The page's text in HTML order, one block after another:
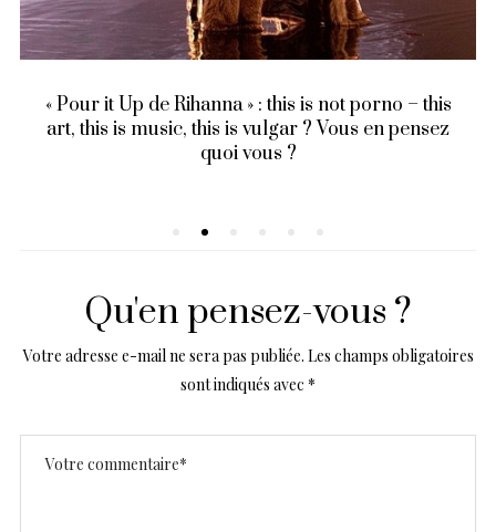
« Pour it Up de Rihanna » : this is not porno – this
art, this is music, this is vulgar ? Vous en pensez
quoi vous ?
Qu'en pensez-vous ?
Votre adresse e-mail ne sera pas publiée. Les champs obligatoires
sont indiqués avec *